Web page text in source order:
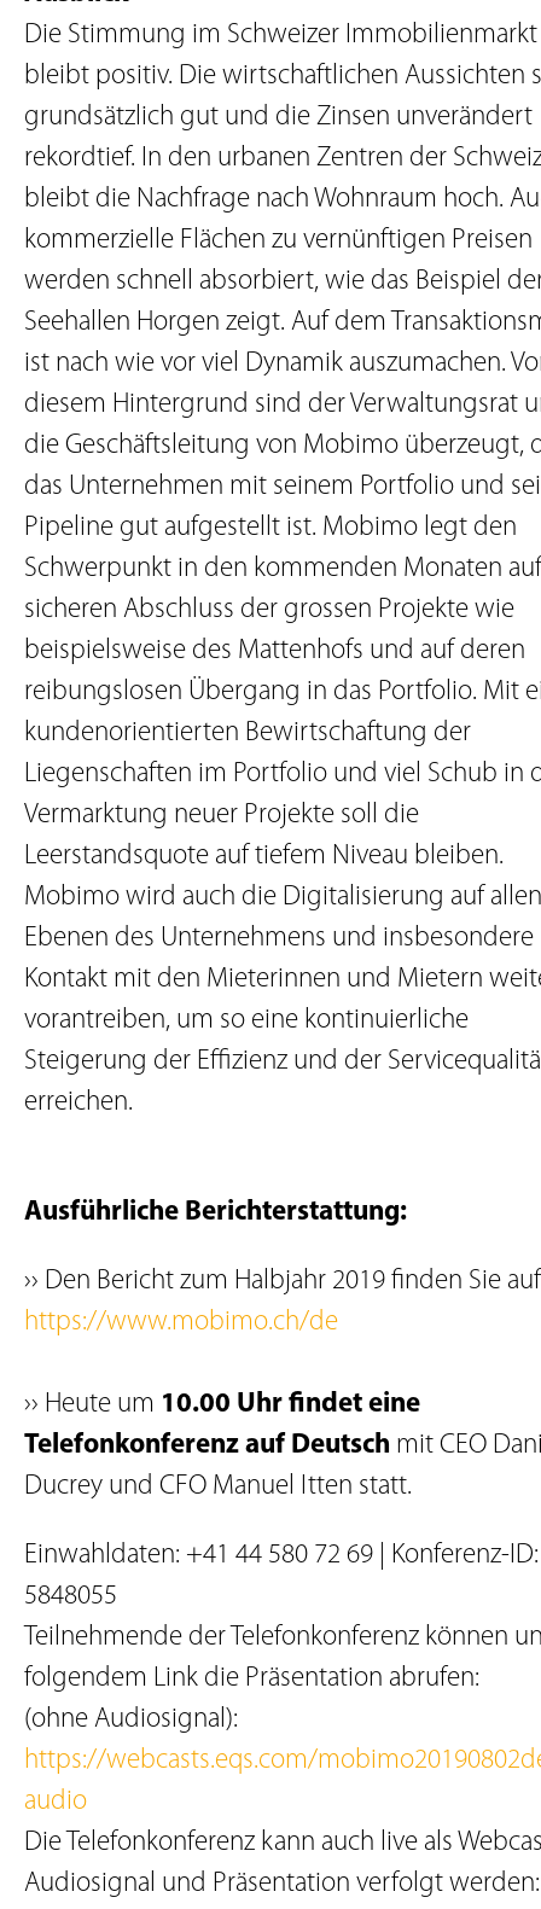
Die Stimmung im Schweizer Immobilienmarkt
bleibt positiv. Die wirtschaftlichen Aussichten
grundsätzlich gut und die Zinsen unverändert
rekordtief. In den urbanen Zentren der
bleibt die Nachfrage nach Wohnraum hoch.
kommerzielle Flächen zu vernünftigen Preisen
werden schnell absorbiert, wie das Beispiel
Seehallen Horgen zeigt. Auf dem
ist nach wie vor viel Dynamik auszumachen.
diesem Hintergrund sind der Verwaltungsrat
die Geschäftsleitung von Mobimo überzeugt,
das Unternehmen mit seinem Portfolio und
Pipeline gut aufgestellt ist. Mobimo legt den
Schwerpunkt in den kommenden Monaten
sicheren Abschluss der grossen Projekte wie
beispielsweise des Mattenhofs und auf deren
reibungslosen Übergang in das Portfolio. Mit
kundenorientierten Bewirtschaftung der
Liegenschaften im Portfolio und viel Schub in
Vermarktung neuer Projekte soll die
Leerstandsquote auf tiefem Niveau bleiben.
Mobimo wird auch die Digitalisierung auf allen
Ebenen des Unternehmens und insbesondere
Kontakt mit den Mieterinnen und Mietern
vorantreiben, um so eine kontinuierliche
Steigerung der Effizienz und der
erreichen.
Ausführliche Berichterstattung:
›› Den Bericht zum Halbjahr 2019 finden Sie auf
https://www.mobimo.ch/de
›› Heute um 10.00 Uhr findet eine
Telefonkonferenz auf Deutsch mit CEO
Ducrey und CFO Manuel Itten statt.
Einwahldaten: +41 44 580 72 69 | Konferenz-ID:
5848055
Teilnehmende der Telefonkonferenz können
folgendem Link die Präsentation abrufen:
(ohne Audiosignal):
https://webcasts.eqs.com/
audio
Die Telefonkonferenz kann auch live als
Audiosignal und Präsentation verfolgt werden: